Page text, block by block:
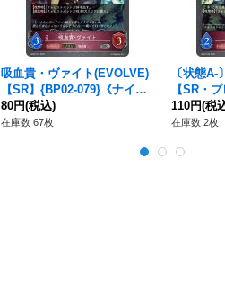
吸血貴・ヴァイト(EVOLVE)
【SR】{BP02-079}《ナイト
メア》
80円(税込)
在庫数 67枚
〔状態A-
【SR・
P22}《ナ
110円(税
在庫数 2枚